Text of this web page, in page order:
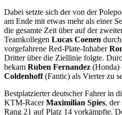
Dabei setzte sich der von der
am Ende mit etwas mehr als einer
die gesamte Zeit über auf der
Teamkollegen Lucas Coenen
vorgefahrene Red-Plate-Inhaber
Dritter über die Ziellinie folgte.
bekam Ruben Fernandez (Honda)
Coldenhoff(Fantic) als Vierter zu
Bestplatzierter deutscher Fahrer in
KTM-RacerMaximilian Spies, der
Rang 21 auf Platz 14 vorkämpfte.